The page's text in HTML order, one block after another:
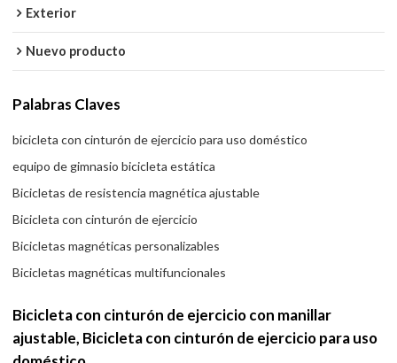
Exterior
Nuevo producto
Palabras Claves
bicicleta con cinturón de ejercicio para uso doméstico
equipo de gimnasio bicicleta estática
Bicicletas de resistencia magnética ajustable
Bicicleta con cinturón de ejercicio
Bicicletas magnéticas personalizables
Bicicletas magnéticas multifuncionales
Bicicleta con cinturón de ejercicio con manillar
ajustable, Bicicleta con cinturón de ejercicio para uso